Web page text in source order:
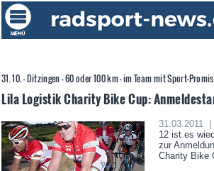
31. 10. - Ditzingen - 60 oder 100 km - im Team mit Sport-Promis
Lila Logistik Charity Bike Cup:
31.03.2011 |
12 ist es
zur
Charity Bike